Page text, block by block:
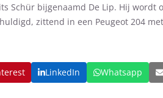
Schür bijgenaamd De Lip. Hij wordt
zittend in een Peugeot 204
LinkedIn Whatsapp